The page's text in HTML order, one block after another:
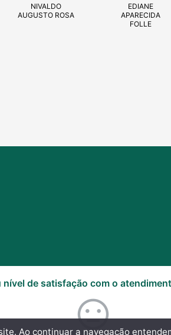
NIVALDO
AUGUSTO ROSA
EDIANE
APARECIDA
FOLLE
Ao continuar a navegação
nível de satisfação com o